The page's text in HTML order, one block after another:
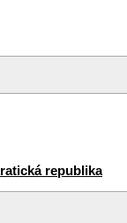
republika